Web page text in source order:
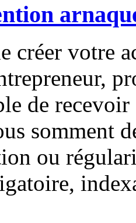
créer votre
de
somment
ou